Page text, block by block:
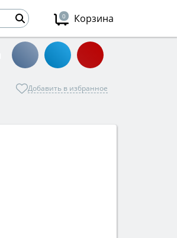
0 Корзина
Добавить в избранное